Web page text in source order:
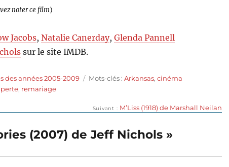
noter ce film)
Jacobs,Natalie Canerday,Glenda Pannell
sur le site IMDB.
des années 2005-2009 Étiquettes
Mots-clés :Arkansas,cinéma
perte, remariage
Suivant
Publication
M’Liss (1918) de Marshall Neilan
(2007) de Jeff Nichols »